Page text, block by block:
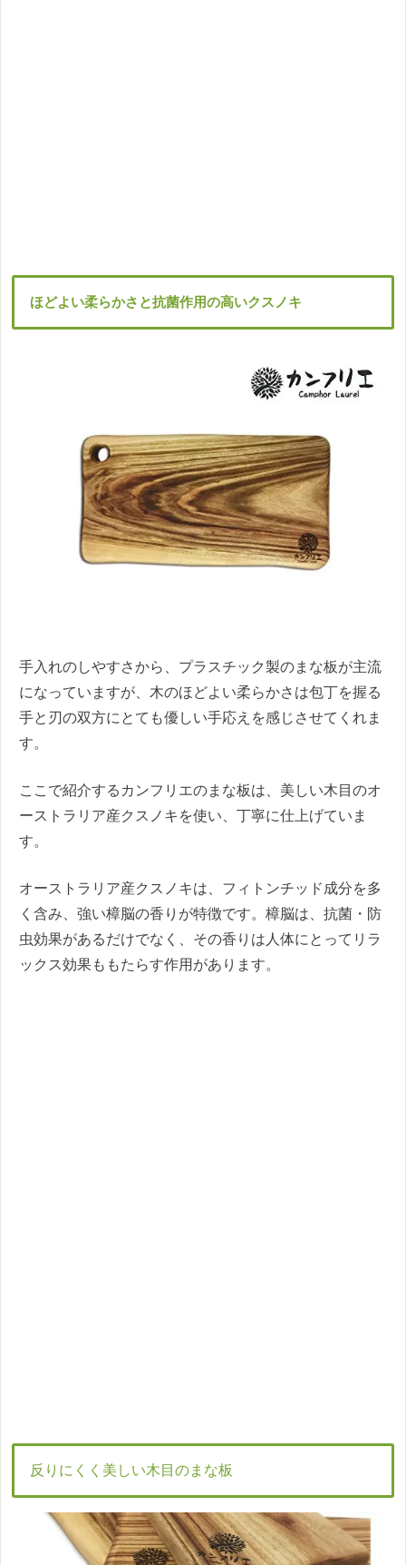
ほどよい柔らかさと抗菌作用の高いクスノキ
手入れのしやすさから、プラスチック製のまな板が主流
になっていますが、木のほどよい柔らかさは包丁を握る
手と刃の双方にとても優しい手応えを感じさせてくれま
す。
ここで紹介するカンフリエのまな板は、美しい木目のオ
ーストラリア産クスノキを使い、丁寧に仕上げていま
す。
オーストラリア産クスノキは、フィトンチッド成分を多
く含み、強い樟脳の香りが特徴です。樟脳は、抗菌・防
虫効果があるだけでなく、その香りは人体にとってリラ
ックス効果ももたらす作用があります。
反りにくく美しい木目のまな板